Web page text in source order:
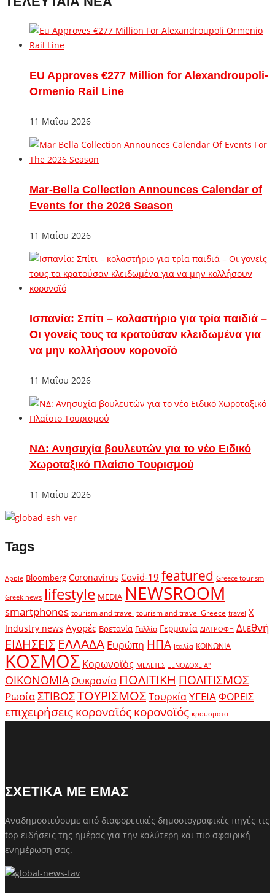
EU Approves €277 Million for Alexandroupoli-
Ormenio Rail Line
11 Μαΐου 2026
Mar-Bella Collection Announces Calendar of
Events for the 2026 Season
11 Μαΐου 2026
Ισπανία: Σπίτι – κολαστήριο για τρία παιδιά –
Οι γονείς τους τα κρατούσαν κλειδωμένα για
να μην κολλήσουν κορονοϊό
11 Μαΐου 2026
ΝΔ: Ανησυχία βουλευτών για το νέο Ειδικό
Χωροταξικό Πλαίσιο Τουρισμού
11 Μαΐου 2026
Tags
Apple Bloomberg Coronavirus Covid-19 featured Greece tourism
Greek news lifestyle MEDIA NEWSROOM
smartphones tourism and travel tourism and travel Greece travel X
Industry news Αγορές Βρετανία Γαλλία Γερμανία ΔΙΑΤΡΟΦΗ Διεθνή
ΕΙΔΗΣΕΙΣ ΕΛΛΑΔΑ Ευρώπη ΗΠΑ Ιταλία ΚΟΙΝΩΝΙΑ
ΚΟΣΜΟΣ Κορωνοϊός ΜΕΛΕΤΕΣ ΞΕΝΟΔΟΧΕΙΑ"
ΟΙΚΟΝΟΜΙΑ Ουκρανία ΠΟΛΙΤΙΚΗ ΠΟΛΙΤΙΣΜΟΣ
ΡωσίαΣΤΙΒΟΣΤΟΥΡΙΣΜΟΣΤουρκίαΥΓΕΙΑΦΟΡΕΙΣ
επιχειρήσειςκοροναϊόςκορονοϊός κρούσματα
ΣΧΕΤΙΚΑ ΜΕ ΕΜΑΣ
Αναδημοσιεύουμε από διαφορετικές δημοσιογραφικές πηγές τις
top ειδήσεις της ημέρας για την καλύτερη και πιο σφαιρική
ενημέρωση σας.